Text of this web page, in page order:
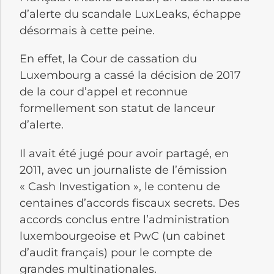
d’alerte du scandale LuxLeaks, échappe
désormais à cette peine.
En effet, la Cour de cassation du
Luxembourg a cassé la décision de 2017
de la cour d’appel et reconnue
formellement son statut de lanceur
d’alerte.
Il avait été jugé pour avoir partagé, en
2011, avec un journaliste de l’émission
« Cash Investigation », le contenu de
centaines d’accords fiscaux secrets. Des
accords conclus entre l’administration
luxembourgeoise et PwC (un cabinet
d’audit français) pour le compte de
grandes multinationales.